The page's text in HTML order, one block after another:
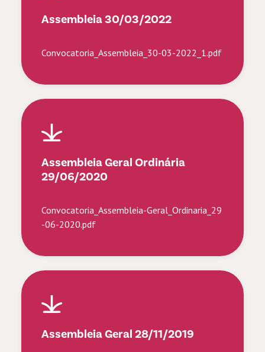
Assembleia 30/03/2022
Convocatoria_Assembleia_30-03-2022_1.pdf
Assembleia Geral Ordinária
29/06/2020
Convocatoria_Assembleia-Geral_Ordinaria_29
-06-2020.pdf
Assembleia Geral 28/11/2019